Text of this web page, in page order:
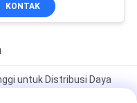
KONTAK
untuk Distribusi Daya